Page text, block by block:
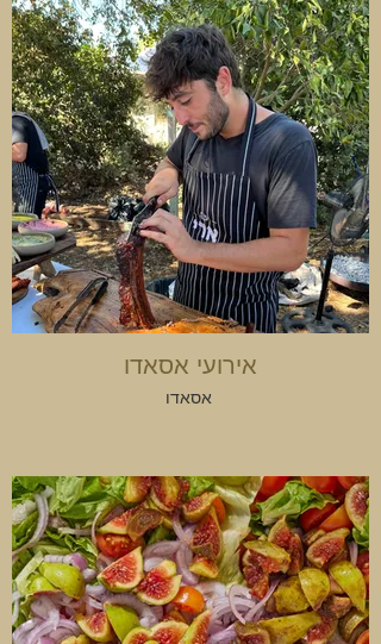
אירועי אסאדו
אסאדו